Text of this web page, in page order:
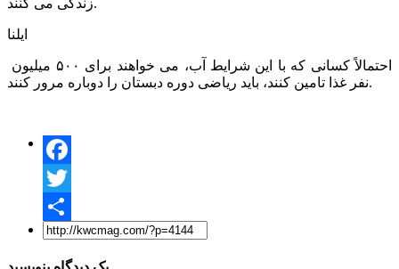
زندگی می کنند.
ایلنا
نفر غذا تامین کنند، باید ریاضی دوره دبستان را دوباره مرور کنند.
Facebook
Twitter
Share